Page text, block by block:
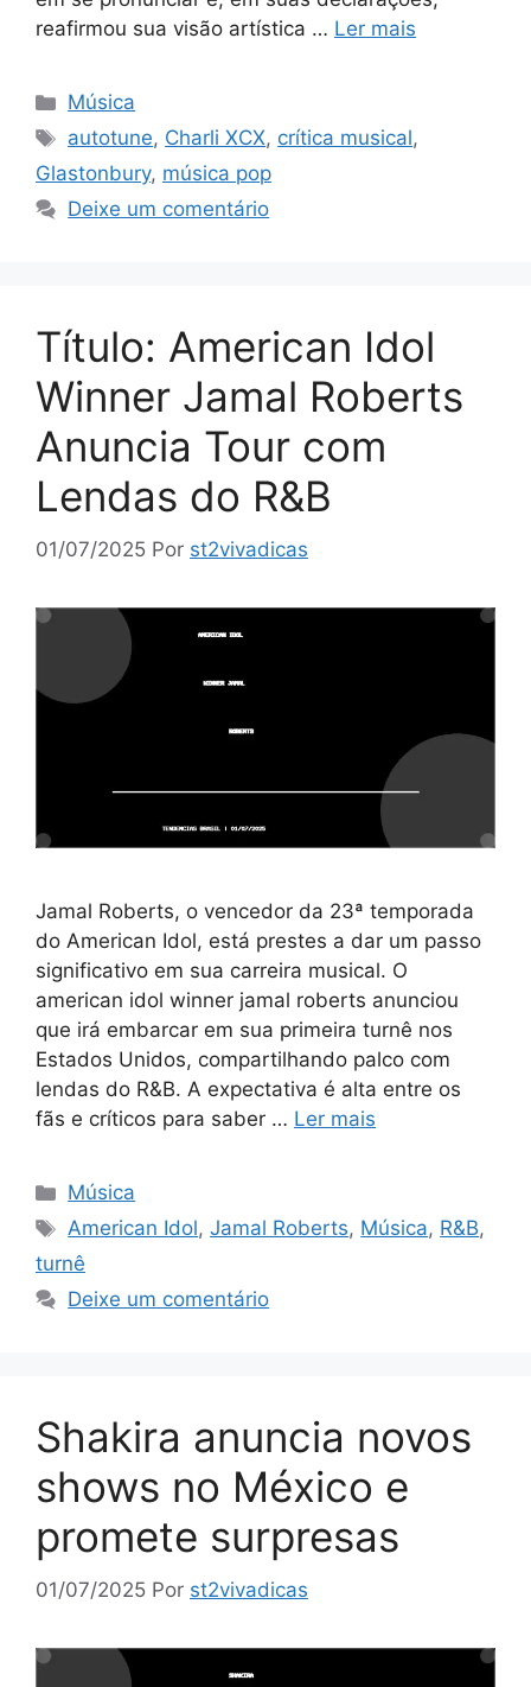
reafirmou sua visão artística … Ler mais
Categorias
Música
Tags
autotune, Charli XCX, crítica musical,
Glastonbury, música pop
Deixe um comentário
Título: American Idol
Winner Jamal Roberts
Anuncia Tour com
Lendas do R&B
01/07/2025 Por st2vivadicas
Jamal Roberts, o vencedor da 23ª temporada
do American Idol, está prestes a dar um passo
significativo em sua carreira musical. O
american idol winner jamal roberts anunciou
que irá embarcar em sua primeira turnê nos
Estados Unidos, compartilhando palco com
lendas do R&B. A expectativa é alta entre os
fãs e críticos para saber … Ler mais
Categorias
Música
Tags
American Idol,Jamal Roberts, Música, R&B,
turnê
Deixe um comentário
Shakira anuncia novos
shows no México e
promete surpresas
01/07/2025 Por st2vivadicas